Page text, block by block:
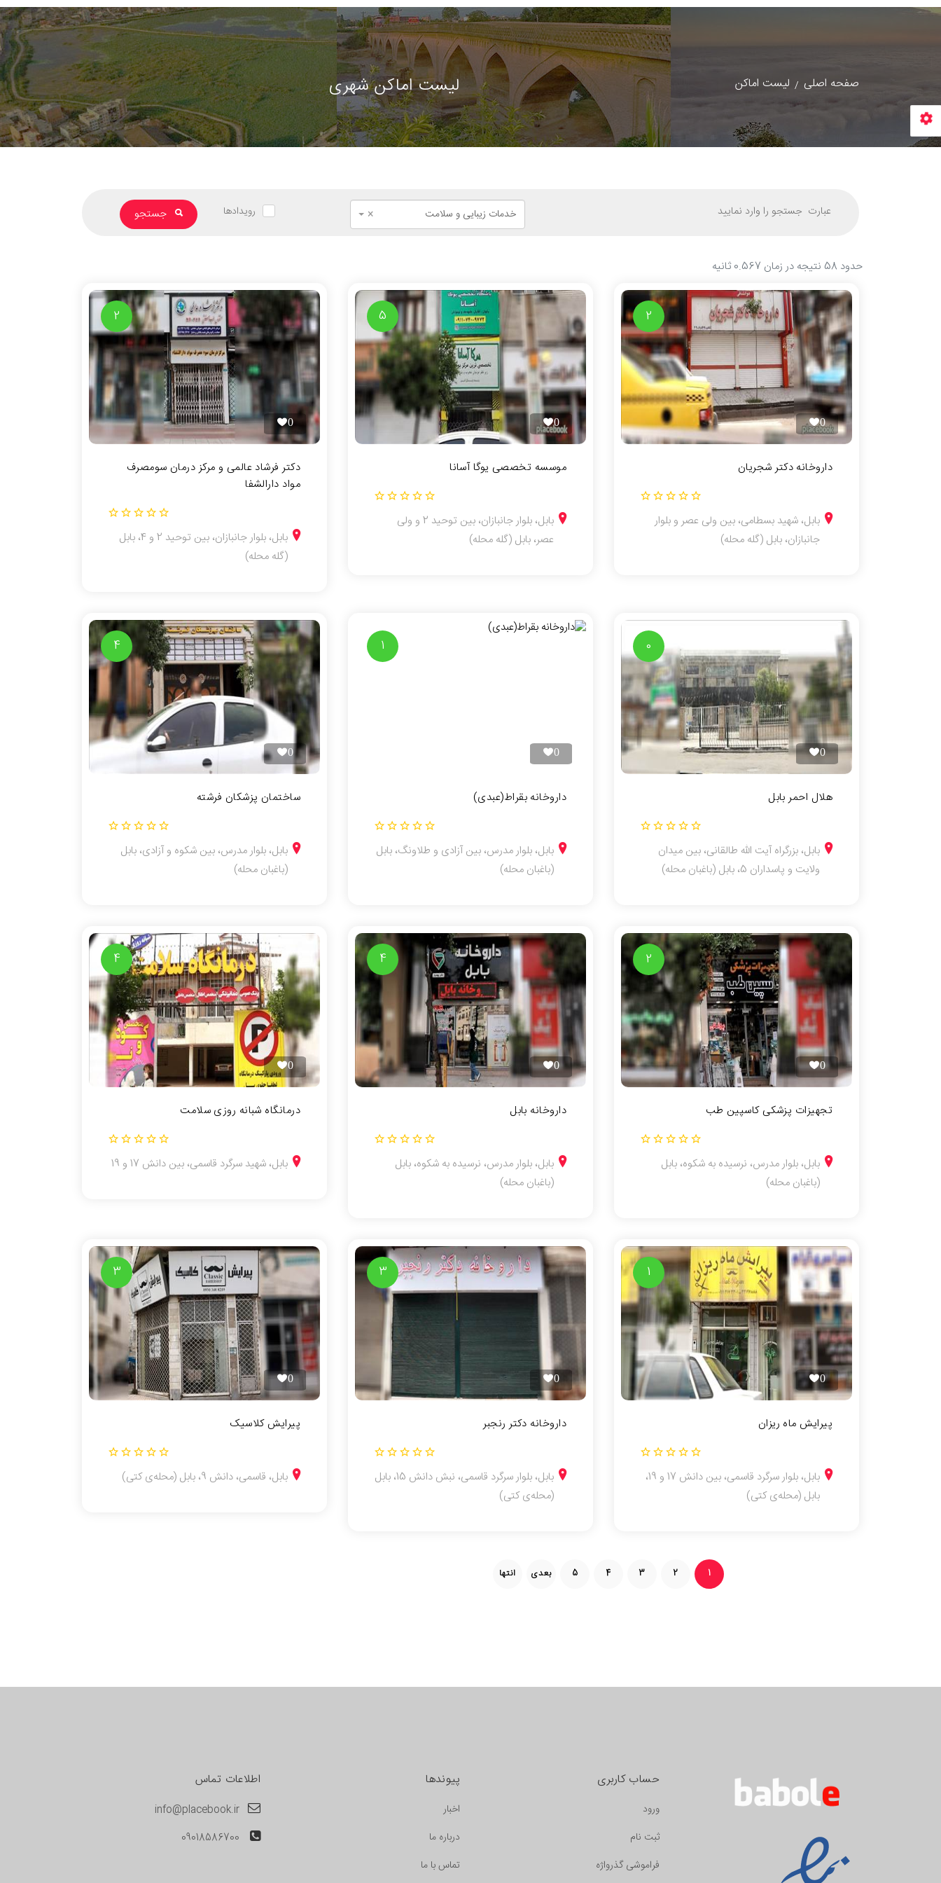
لیست اماکن شهری صفحه اصلی لیست اماکن
× خدمات زیبایی و سلامت رویدادها جستجو
حدود 58 نتیجه در زمان 0.567 ثانیه
2
0
داروخانه دکتر شجریان
بابل، شهید بسطامی، بین ولی عصر و بلوار
جانبازان، بابل (گله محله)
5
0
موسسه تخصصی یوگا آسانا
بابل، بلوار جانبازان، بین توحید 2 و ولی
عصر، بابل (گله محله)
2
0
دکتر فرشاد عالمی و مرکز درمان سومصرف
مواد دارالشفا
بابل، بلوار جانبازان، بین توحید 2 و 4، بابل
(گله محله)
0
0
هلال احمر بابل
بابل، بزرگراه آیت الله طالقانی، بین میدان
ولایت و پاسداران 5، بابل (باغبان محله)
1
0
داروخانه بقراط(عبدی)
بابل، بلوار مدرس، بین آزادی و طلاونگ، بابل
(باغبان محله)
4
0
ساختمان پزشکان فرشته
بابل، بلوار مدرس، بین شکوه و آزادی، بابل
(باغبان محله)
2
0
تجهیزات پزشکی کاسپین طب
بابل، بلوار مدرس، نرسیده به شکوه، بابل
(باغبان محله)
4
0
داروخانه بابل
بابل، بلوار مدرس، نرسیده به شکوه، بابل
(باغبان محله)
4
0
درمانگاه شبانه روزی سلامت
بابل، شهید سرگرد قاسمی، بین دانش 17 و 19
1
0
پیرایش ماه ریزان
بابل، بلوار سرگرد قاسمی، بین دانش 17 و 19،
بابل (محله‌ی کتی)
3
0
داروخانه دکتر رنجبر
بابل، بلوار سرگرد قاسمی، نبش دانش 15، بابل
(محله‌ی کتی)
3
0
پیرایش کلاسیک
بابل، قاسمی، دانش 9، بابل (محله‌ی کتی)
1
2
3
4
5 بعدی انتها
حساب کاربری
ورود
ثبت نام
فراموشی گذرواژه
پیوندها
اخبار
درباره ما
تماس با ما
اطلاعات تماس
info@placebook.ir
09018586700